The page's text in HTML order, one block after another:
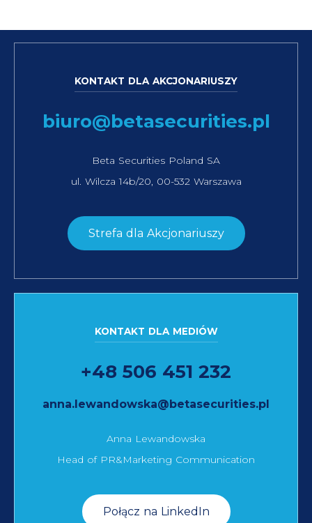
KONTAKT DLA AKCJONARIUSZY
biuro@betasecurities.pl
Beta Securities Poland SA
ul. Wilcza 14b/20, 00-532 Warszawa
Strefa dla Akcjonariuszy
KONTAKT DLA MEDIÓW
+48 506 451 232
anna.lewandowska@betasecurities.pl
Anna Lewandowska
Head of PR&Marketing Communication
Połącz na LinkedIn